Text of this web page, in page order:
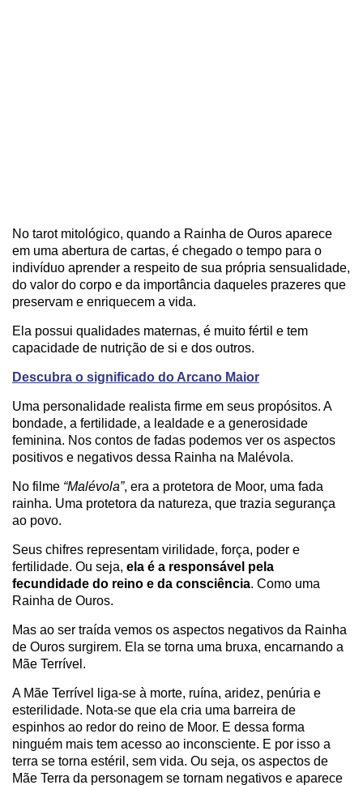
No tarot mitológico, quando a Rainha de Ouros aparece
em uma abertura de cartas, é chegado o tempo para o
indivíduo aprender a respeito de sua própria sensualidade,
do valor do corpo e da importância daqueles prazeres que
preservam e enriquecem a vida.
Ela possui qualidades maternas, é muito fértil e tem
capacidade de nutrição de si e dos outros.
Descubra o significado do Arcano Maior
Uma personalidade realista firme em seus propósitos. A
bondade, a fertilidade, a lealdade e a generosidade
feminina. Nos contos de fadas podemos ver os aspectos
positivos e negativos dessa Rainha na Malévola.
No filme “Malévola”, era a protetora de Moor, uma fada
rainha. Uma protetora da natureza, que trazia segurança
ao povo.
Seus chifres representam virilidade, força, poder e
fertilidade. Ou seja, ela é a responsável pela
fecundidade do reino e da consciência. Como uma
Rainha de Ouros.
Mas ao ser traída vemos os aspectos negativos da Rainha
de Ouros surgirem. Ela se torna uma bruxa, encarnando a
Mãe Terrível.
A Mãe Terrível liga-se à morte, ruína, aridez, penúria e
esterilidade. Nota-se que ela cria uma barreira de
espinhos ao redor do reino de Moor. E dessa forma
ninguém mais tem acesso ao inconsciente. E por isso a
terra se torna estéril, sem vida. Ou seja, os aspectos de
Mãe Terra da personagem se tornam negativos e aparece